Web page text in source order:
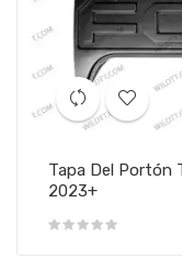
Tapa Del Portón
2023+